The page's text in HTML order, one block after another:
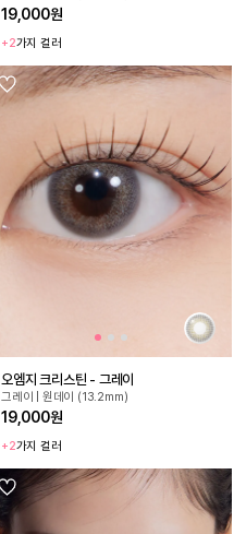
19,000원
+2가지 컬러
오엠지 크리스틴 - 그레이
그레이 | 원데이 (13.2mm)
19,000원
+2가지 컬러